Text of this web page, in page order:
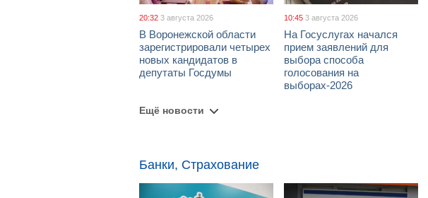
20:32 3 августа 2026
В Воронежской области
зарегистрировали четырех
новых кандидатов в
депутаты Госдумы
10:45 3 августа 2026
На Госуслугах начался
прием заявлений для
выбора способа
голосования на
выборах-2026
Ещё новости
Банки, Страхование